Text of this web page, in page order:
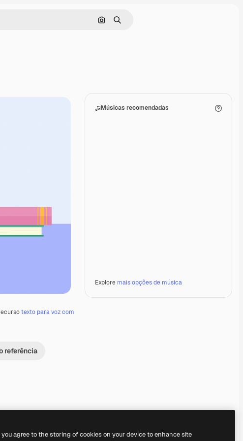
Pesquisar por imagem
Buscar
texto para voz com
referência
Músicas recomendadas
Explore mais opções de música
Premium
Premium Premium
Premium
agree to the storing of cookies on your device to enhance site